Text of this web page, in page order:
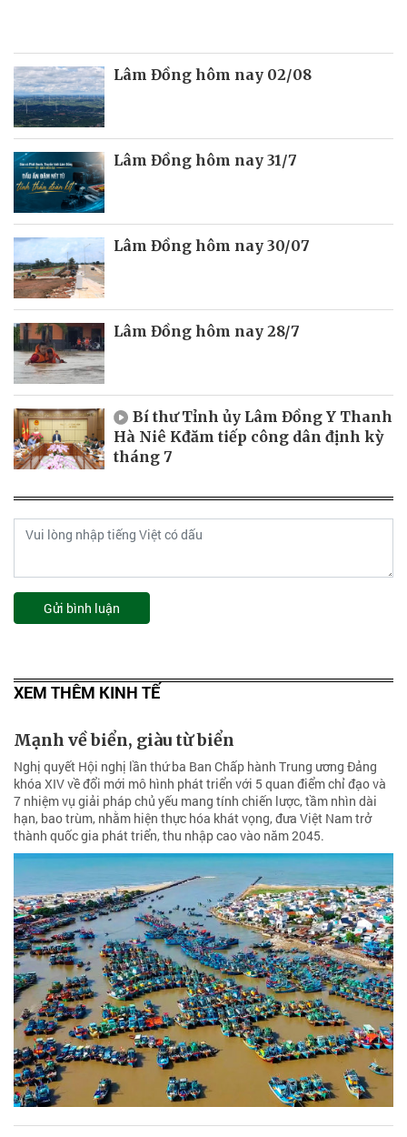
Lâm Đồng hôm nay 02/08
Lâm Đồng hôm nay 31/7
Lâm Đồng hôm nay 30/07
Lâm Đồng hôm nay 28/7
Bí thư Tỉnh ủy Lâm Đồng Y Thanh
Hà Niê Kđăm tiếp công dân định kỳ
tháng 7
Gửi bình luận
XEM THÊM KINH TẾ
Mạnh về biển, giàu từ biển
Nghị quyết Hội nghị lần thứ ba Ban Chấp hành Trung ương Đảng
khóa XIV về đổi mới mô hình phát triển với 5 quan điểm chỉ đạo và
7 nhiệm vụ giải pháp chủ yếu mang tính chiến lược, tầm nhìn dài
hạn, bao trùm, nhằm hiện thực hóa khát vọng, đưa Việt Nam trở
thành quốc gia phát triển, thu nhập cao vào năm 2045.